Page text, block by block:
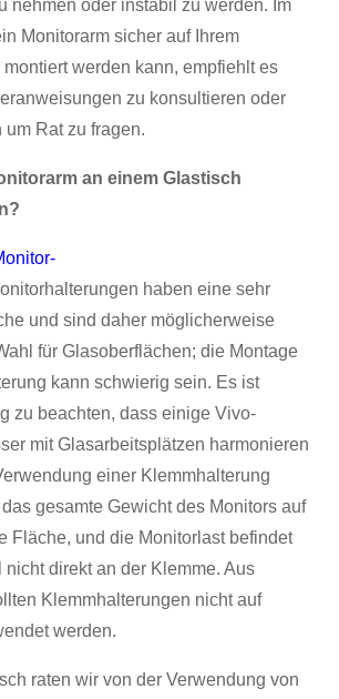
nehmen oder instabil zu werden. Im
Monitorarm sicher auf Ihrem
werden kann, empfiehlt es
zu konsultieren oder
Rat zu fragen.
an einem Glastisch
haben eine sehr
und sind daher möglicherweise
für Glasoberflächen; die Montage
kann schwierig sein. Es ist
zu beachten, dass einige Vivo-
mit Glasarbeitsplätzen harmonieren
einer Klemmhalterung
gesamte Gewicht des Monitors auf
Fläche, und die Monitorlast befindet
direkt an der Klemme. Aus
Klemmhalterungen nicht auf
werden.
raten wir von der Verwendung von